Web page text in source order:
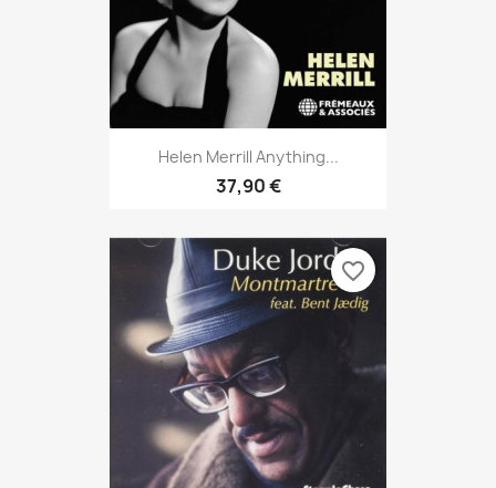
Helen Merrill Anything...
37,90 €
favorite_border